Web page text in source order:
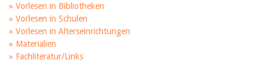
2022
2021
2020
2019
2018
» Vorlesen in Bibliotheken
» Vorlesen in Schulen
» Vorlesen in Alterseinrichtungen
» Materialien
» Fachliteratur/Links